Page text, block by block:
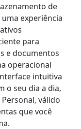
de
uma experiência
para
e documentos
operacional
intuitiva
o seu dia a dia,
válido
que você